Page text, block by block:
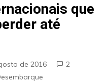
que
até
de 2016
2